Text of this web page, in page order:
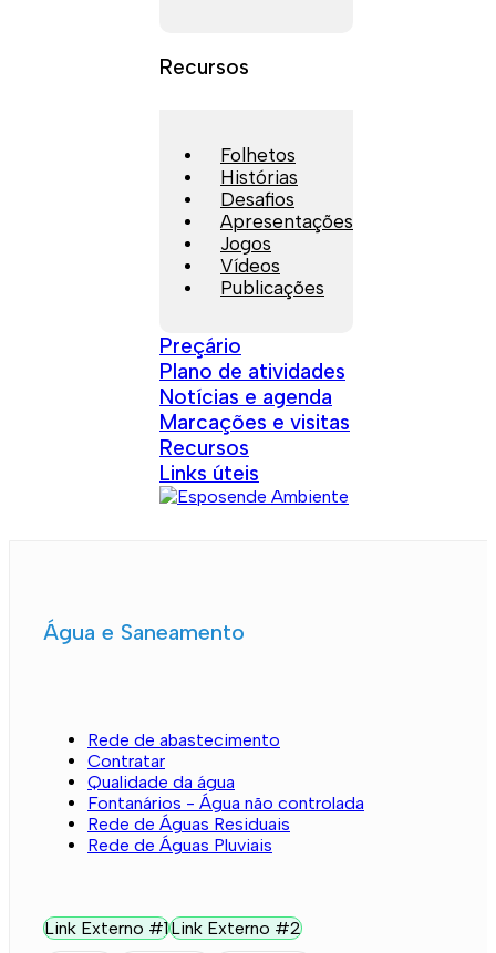
Recursos
Folhetos
Histórias
Desafios
Apresentações
Jogos
Vídeos
Publicações
Preçário
Plano de atividades
Notícias e agenda
Marcações e visitas
Recursos
Links úteis
Água e Saneamento
Rede de abastecimento
Contratar
Qualidade da água
Fontanários - Água não controlada
Rede de Águas Residuais
Rede de Águas Pluviais
Link Externo #1Link Externo #2